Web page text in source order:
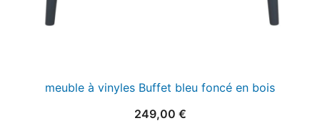
meuble à vinyles Buffet bleu foncé en bois
249,00 €